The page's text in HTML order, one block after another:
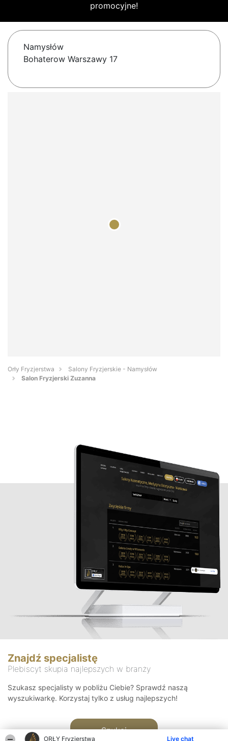
ORŁY Fryzjerstwa Live chat
promocyjne!
Namysłów
Bohaterow Warszawy 17
Orły Fryzjerstwa
Salony Fryzjerskie - Namysłów
Salon Fryzjerski Zuzanna
Znajdź specjalistę
Plebiscyt skupia najlepszych w branży
Szukasz specjalisty w pobliżu Ciebie? Sprawdź naszą
wyszukiwarkę. Korzystaj tylko z usług najlepszych!
Szukaj